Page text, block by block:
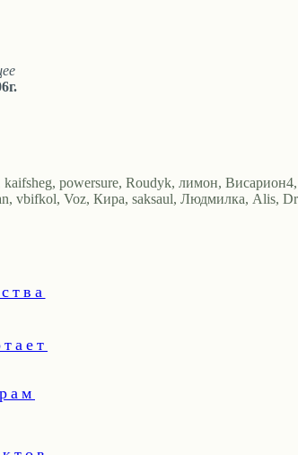
powersure, Roudyk, лимон,
vbifkol, Voz, Кира, saksaul, Людмилка, Alis,